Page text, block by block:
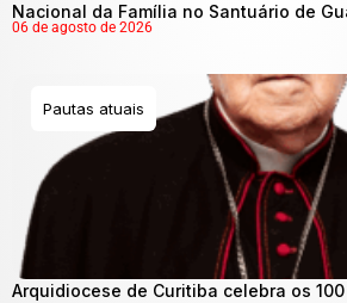
Nacional da Família no Santuário de
06 de agosto de 2026
Pautas atuais
Arquidiocese de Curitiba celebra os